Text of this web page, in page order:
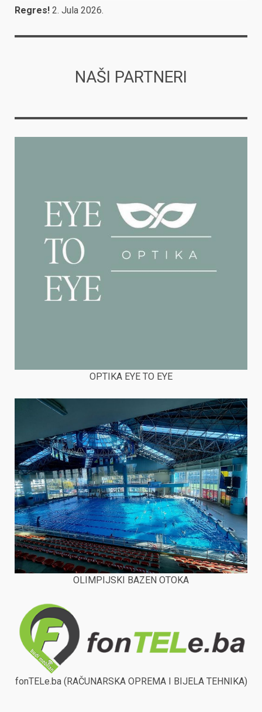
Regres! 2. Jula 2026.
NAŠI PARTNERI
OPTIKA EYE TO EYE
OLIMPIJSKI BAZEN OTOKA
fonTELe.ba (RAČUNARSKA OPREMA I BIJELA TEHNIKA)